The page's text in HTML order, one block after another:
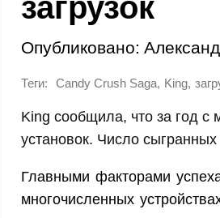
загрузок
Опубликовано:
Теги: Candy Crush Saga, King,
King сообщила, что за год с
установок. Число
Главными факторами
многочисленных